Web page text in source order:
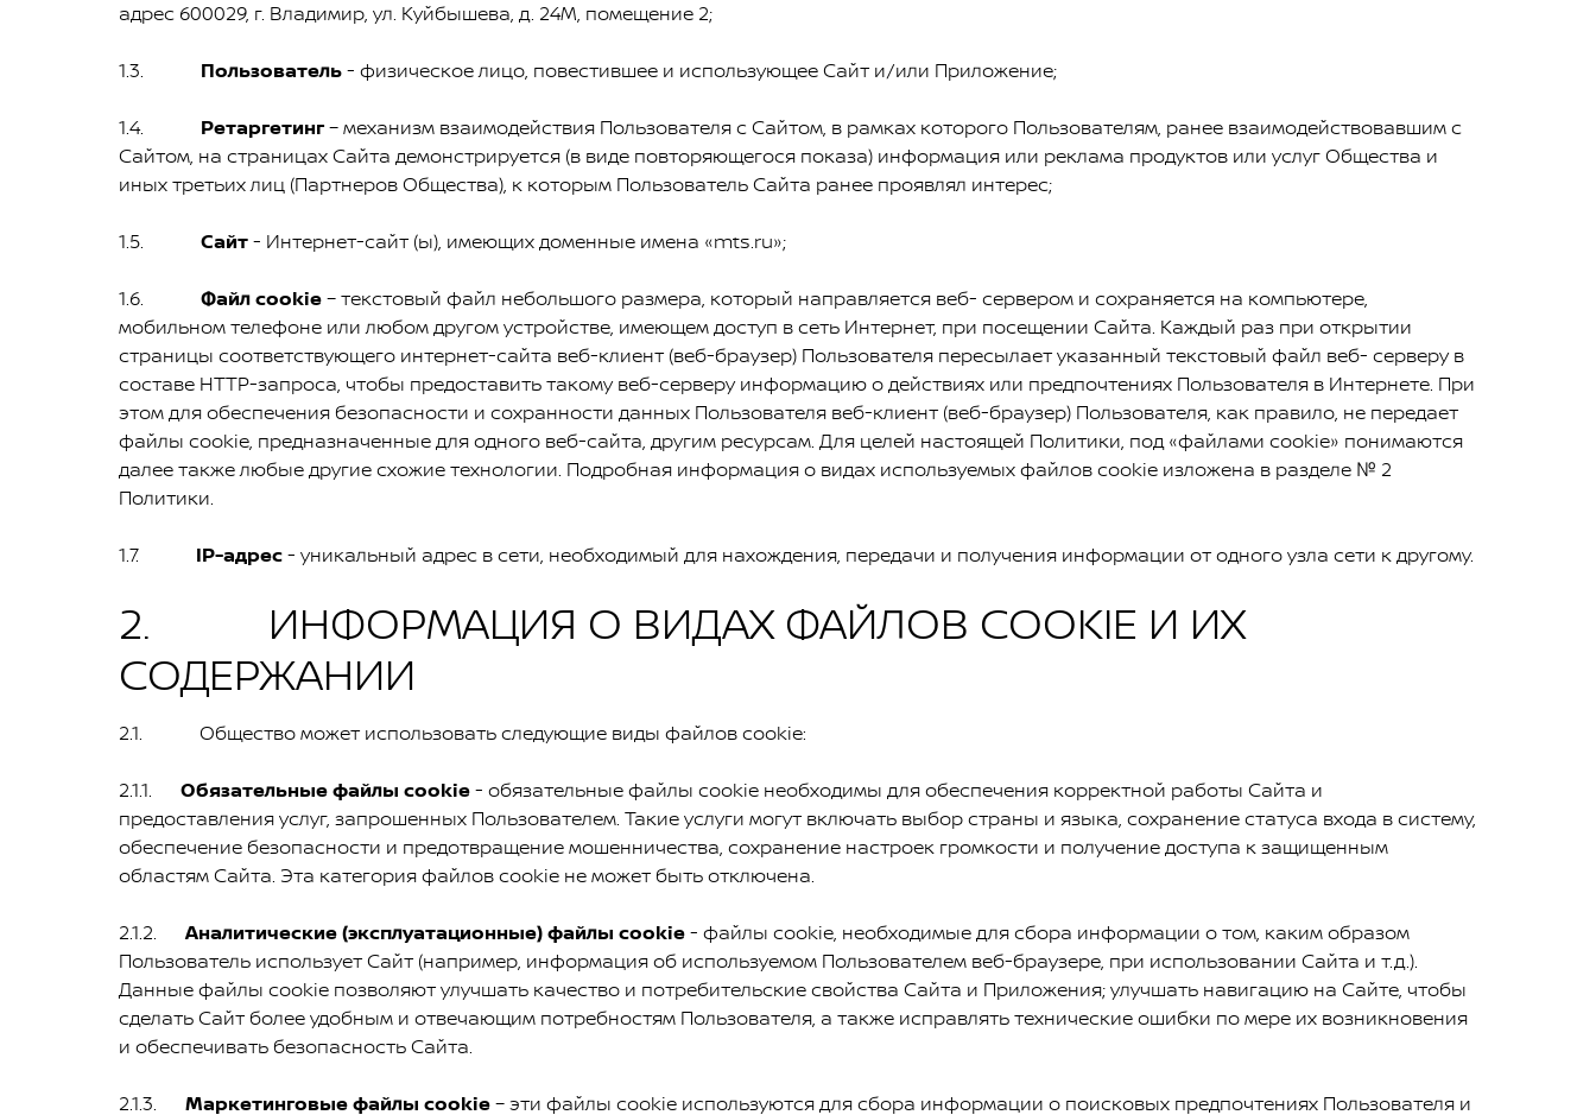
адрес 600029, г. Владимир, ул. Куйбышева, д. 24М, помещение 2;
1.3. Пользователь- физическое лицо, повестившее и использующее Сайт и/или Приложение;
1.4. Ретаргетинг– механизм взаимодействия Пользователя с Сайтом, в рамках которого Пользователям, ранее взаимодействовавшим с
Сайтом, на страницах Сайта демонстрируется (в виде повторяющегося показа) информация или реклама продуктов или услуг Общества и
иных третьих лиц (Партнеров Общества), к которым Пользователь Сайта ранее проявлял интерес;
1.5. Сайт- Интернет-сайт (ы), имеющих доменные имена «mts.ru»;
1.6. Файл сookie– текстовый файл небольшого размера, который направляется веб- сервером и сохраняется на компьютере,
мобильном телефоне или любом другом устройстве, имеющем доступ в сеть Интернет, при посещении Сайта. Каждый раз при открытии
страницы соответствующего интернет-сайта веб-клиент (веб-браузер) Пользователя пересылает указанный текстовый файл веб- серверу в
составе HTTP-запроса, чтобы предоставить такому веб-серверу информацию о действиях или предпочтениях Пользователя в Интернете. При
этом для обеспечения безопасности и сохранности данных Пользователя веб-клиент (веб-браузер) Пользователя, как правило, не передает
файлы cookie, предназначенные для одного веб-сайта, другим ресурсам. Для целей настоящей Политики, под «файлами cookie» понимаются
далее также любые другие схожие технологии. Подробная информация о видах используемых файлов cookie изложена в разделе № 2
Политики.
1.7. IP-адрес- уникальный адрес в сети, необходимый для нахождения, передачи и получения информации от одного узла сети к другому.
2. ИНФОРМАЦИЯ О ВИДАХ ФАЙЛОВ COOKIE И ИХ
СОДЕРЖАНИИ
2.1. Общество может использовать следующие виды файлов cookie:
2.1.1. Обязательные файлы cookie- обязательные файлы cookie необходимы для обеспечения корректной работы Сайта и
предоставления услуг, запрошенных Пользователем. Такие услуги могут включать выбор страны и языка, сохранение статуса входа в систему,
обеспечение безопасности и предотвращение мошенничества, сохранение настроек громкости и получение доступа к защищенным
областям Сайта. Эта категория файлов cookie не может быть отключена.
2.1.2.Аналитические (эксплуатационные) файлы cookie- файлы cookie, необходимые для сбора информации о том, каким образом
Пользователь использует Сайт (например, информация об используемом Пользователем веб-браузере, при использовании Сайта и т.д.).
Данные файлы cookie позволяют улучшать качество и потребительские свойства Сайта и Приложения; улучшать навигацию на Сайте, чтобы
сделать Сайт более удобным и отвечающим потребностям Пользователя, а также исправлять технические ошибки по мере их возникновения
и обеспечивать безопасность Сайта.
2.1.3. Маркетинговые файлы cookie– эти файлы cookie используются для сбора информации о поисковых предпочтениях Пользователя и